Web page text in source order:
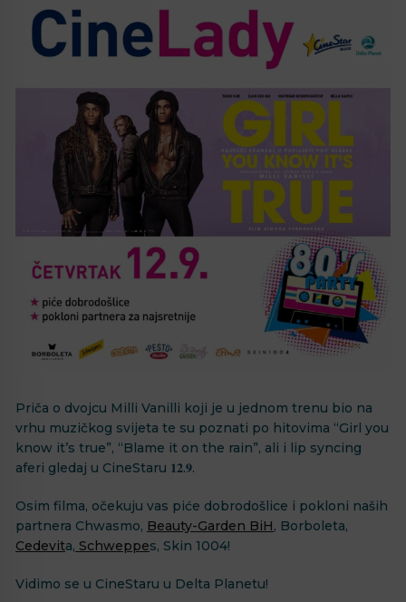
Priča o dvojcu Milli Vanilli koji je u jednom trenu bio na
vrhu muzičkog svijeta te su poznati po hitovima “Girl you
know it’s true”, “Blame it on the rain”, ali i lip syncing
aferi gledaj u CineStaru 𝟏𝟐.𝟗.
Osim filma, očekuju vas piće dobrodošlice i pokloni naših
partnera Chwasmo, Beauty-Garden BiH, Borboleta,
Cedevita, Schweppes, Skin 1004!
Vidimo se u CineStaru u Delta Planetu!